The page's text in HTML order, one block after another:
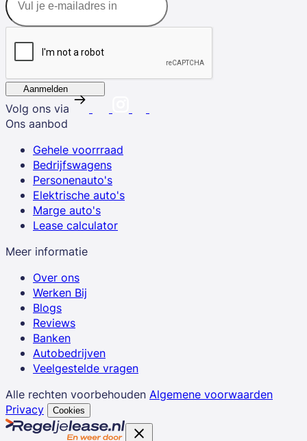
Aanmelden
Volg ons via
Ons aanbod
Gehele voorrraad
Bedrijfswagens
Personenauto's
Elektrische auto's
Marge auto's
Lease calculator
Meer informatie
Over ons
Werken Bij
Blogs
Reviews
Banken
Autobedrijven
Veelgestelde vragen
Alle rechten voorbehouden Algemene voorwaarden
Privacy
Cookies